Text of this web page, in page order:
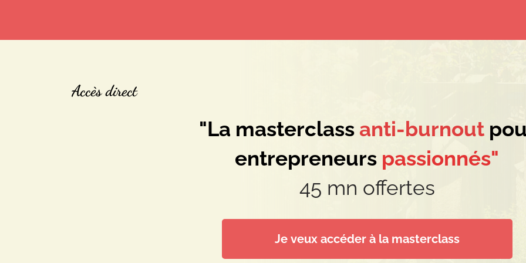
Accès direct
"La masterclass anti-burnout
entrepreneurs passionnés"
45 mn offertes
Je veux accéder à la masterclass